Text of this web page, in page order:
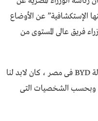
الإستكشافية” عن الأوضاع
فريق عالى المستوى من
وفى ظل كل التلاطمات حول قصة وكالة BYD فى مصر ، كان لابد لنا
– وبحسب الشخصيات التى